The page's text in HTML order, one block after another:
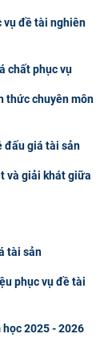
vụ đề tài nghiên
chất phục vụ
thức chuyên môn
đấu giá tài sản
và giải khát giữa
tài sản
phục vụ đề tài
2025 - 2026